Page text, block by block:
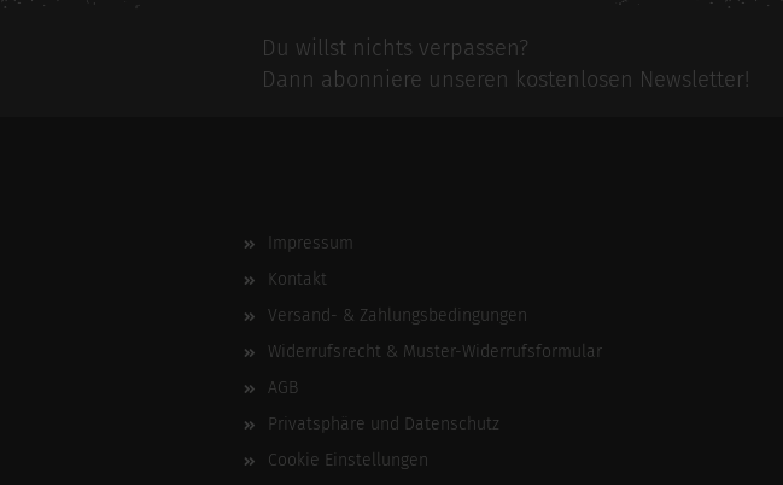
Du willst nichts verpassen?
Dann abonniere unseren kostenlosen Newsletter!
Impressum
Kontakt
Versand- & Zahlungsbedingungen
Widerrufsrecht & Muster-Widerrufsformular
AGB
Privatsphäre und Datenschutz
Cookie Einstellungen